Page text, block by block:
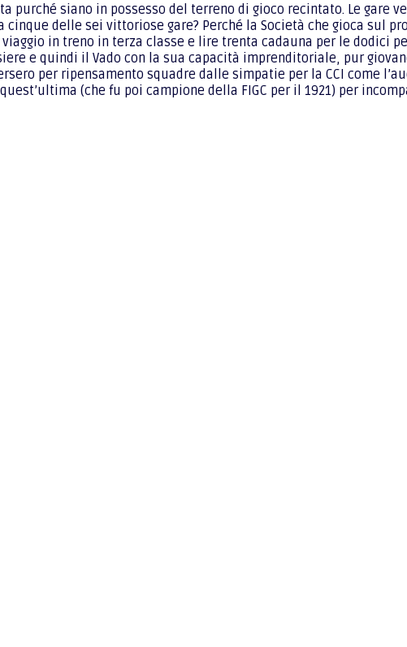
siano in possesso del terreno di gioco recintato. Le gare
delle sei vittoriose gare? Perché la Società che gioca sul
in treno in terza classe e lire trenta cadauna per le dodici
e quindi il Vado con la sua capacità imprenditoriale, pur
per ripensamento squadre dalle simpatie per la CCI come
(che fu poi campione della FIGC per il 1921) per